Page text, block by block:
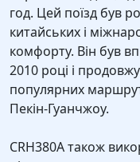
год. Цей поїзд був
китайських і
комфорту. Він був
2010 році і
популярних
Пекін-Гуанчжоу.
CRH380A також